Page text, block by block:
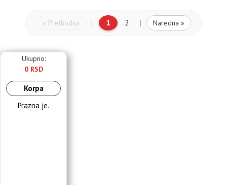
« Prethodna | 1 2 | Naredna »
Ukupno:
0 RSD
Korpa
Prazna je.